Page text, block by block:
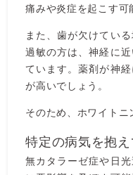
痛みや炎症を起こす可
また、歯が欠けてい
過敏の方は、神経に
ています。薬剤が神
が高いでしょう。
そのため、ホワイトニ
特定の病気を抱
無カタラーゼ症や日